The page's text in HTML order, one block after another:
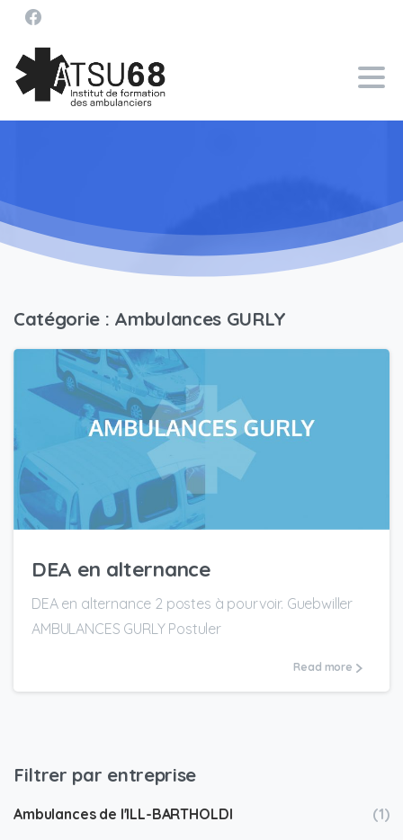
Catégorie : Ambulances GURLY
DEA en alternance
DEA en alternance 2 postes à pourvoir. Guebwiller
AMBULANCES GURLY Postuler
Read more
Filtrer par entreprise
Ambulances de l'ILL-BARTHOLDI
(1)